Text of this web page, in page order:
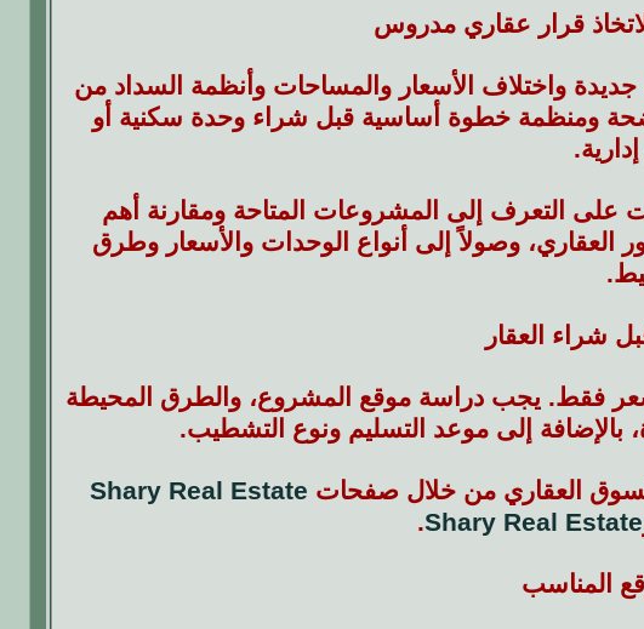
واختلاف الأسعار والمساحات وأنظمة السداد من
ومنظمة خطوة أساسية قبل شراء وحدة سكنية أو
على التعرف إلى المشروعات المتاحة ومقارنة أهم
العقاري، وصولاً إلى أنواع الوحدات والأسعار وطرق
شراء العقار
فقط. يجب دراسة موقع المشروع، والطرق المحيطة
إلى موعد التسليم ونوع التشطيب.
العقاري من خلال صفحات Shary Real Estate
Shary Real Estate
.
المناسب